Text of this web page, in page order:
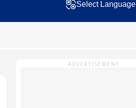
Select Language
ADVERTISEMENT